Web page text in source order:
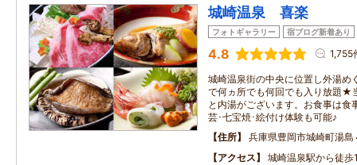
城崎温泉 喜楽
フォトギャラリー 宿ブログ新着あり
4.8 1,755
城崎温泉街の中央に位置し外湯め
で何ヵ所でも何回でも入り放題★
と内湯がございます。お食事は食
芸･七宝焼･絵付け体験も可能♪
住所
兵庫県豊岡市城崎町湯島
アクセス
城崎温泉駅から徒